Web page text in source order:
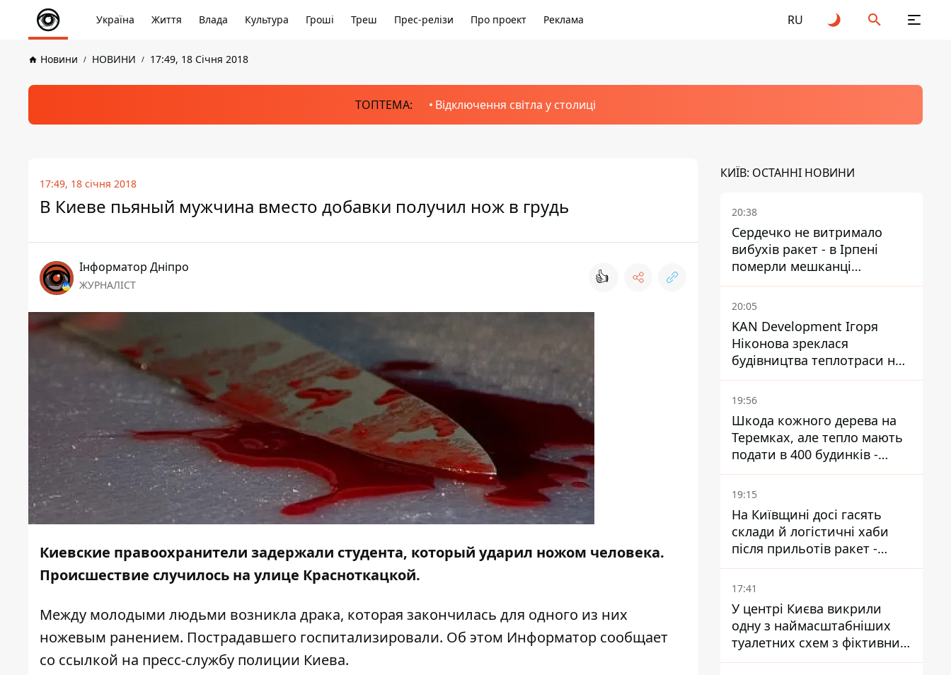
Україна Життя Влада Культура Гроші Треш Прес-релізи Про проект Реклама RU
Новини НОВИНИ 17:49, 18 Січня 2018
ТОПТЕМА: Відключення світла у столиці
17:49, 18 січня 2018
В Киеве пьяный мужчина вместо добавки получил нож в грудь
Інформатор Дніпро
ЖУРНАЛІСТ 👍
Киевские правоохранители задержали студента, который ударил ножом человека.
Происшествие случилось на улице Красноткацкой.
Между молодыми людьми возникла драка, которая закончилась для одного из них
ножевым ранением. Пострадавшего госпитализировали. Об этом Информатор сообщает
со ссылкой на пресс-службу полиции Киева.
КИЇВ: ОСТАННІ НОВИНИ
20:38
Сердечко не витримало
вибухів ракет - в Ірпені
померли мешканці
притулку для собак з
інвалідністю
20:05
KAN Development Ігоря
Ніконова зреклася
будівництва теплотраси на
Теремках
19:56
Шкода кожного дерева на
Теремках, але тепло мають
подати в 400 будинків -
депутатка Київради
19:15
На Київщині досі гасять
склади й логістичні хаби
після прильотів ракет -
ДСНС
17:41
У центрі Києва викрили
одну з наймасштабніших
туалетних схем з фіктивним
будинком